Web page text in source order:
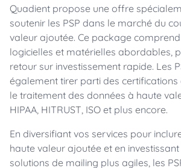
Quadient propose une offre
soutenir les PSP dans le marché du
valeur ajoutée. Ce package
logicielles et matérielles abordables,
retour sur investissement rapide. Les
également tirer parti des
le traitement des données à haute
HIPAA, HITRUST, ISO et plus encore.
En diversifiant vos services pour
haute valeur ajoutée et en
solutions de mailing plus agiles, les